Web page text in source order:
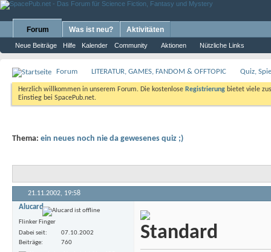
Forum
Neue Beiträge Hilfe Kalender Community Aktionen Nützliche Links
Was ist neu? Aktivitäten
Forum LITERATUR, GAMES, FANDOM & OFFTOPIC Quiz,
Herzlich willkommen in unserem Forum. Die kostenlose Registrierung bietet viele
Einstieg bei SpacePub.net.
Thema: ein neues noch nie da gewesenes quiz ;)
21.11.2002, 19:58
Alucard
Flinker Finger
Dabei seit
07.10.2002
Beiträge
760